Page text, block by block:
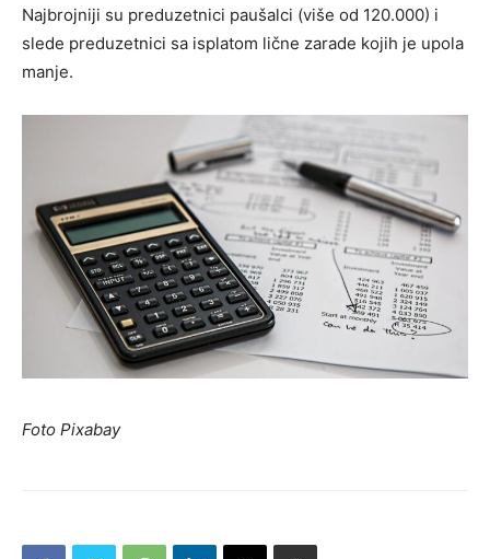
Najbrojniji su preduzetnici paušalci (više od 120.000) i
slede preduzetnici sa isplatom lične zarade kojih je upola
manje.
Foto Pixabay